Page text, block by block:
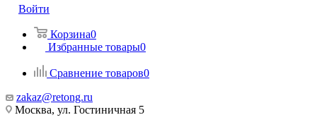
Войти
Корзина0
Избранные товары0
Сравнение товаров0
zakaz@retong.ru
Москва, ул. Гостиничная 5